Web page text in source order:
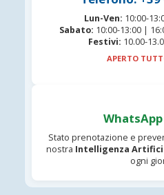
Lun-Ven: 10:00-
Sabato: 10:00-13:00 |
Festivi: 10.00-
APERTO
Stato prenotazione e
nostra Intelligenza
ogni